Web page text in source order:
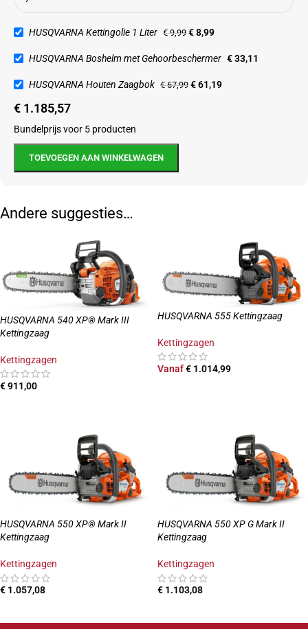
HUSQVARNA Kettingolie 1 Liter €9,99 €8,99
HUSQVARNA Boshelm met Gehoorbeschermer €33,11
HUSQVARNA Houten Zaagbok €67,99 €61,19
€ 1.185,57
Bundelprijs voor 5 producten
TOEVOEGEN AAN WINKELWAGEN
Andere suggesties…
HUSQVARNA 540 XP® Mark III
Kettingzaag
Kettingzagen
€911,00
HUSQVARNA 555 Kettingzaag
Kettingzagen
Vanaf€ 1.014,99
HUSQVARNA 550 XP® Mark II
Kettingzaag
Kettingzagen
€ 1.057,08
HUSQVARNA 550 XP G Mark II
Kettingzaag
Kettingzagen
€ 1.103,08